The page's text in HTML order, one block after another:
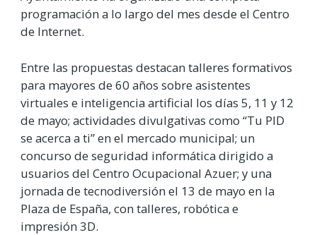
programación a lo largo del mes desde el Centro
de Internet.
Entre las propuestas destacan talleres formativos
para mayores de 60 años sobre asistentes
virtuales e inteligencia artificial los días 5, 11 y 12
de mayo; actividades divulgativas como “Tu PID
se acerca a ti” en el mercado municipal; un
concurso de seguridad informática dirigido a
usuarios del Centro Ocupacional Azuer; y una
jornada de tecnodiversión el 13 de mayo en la
Plaza de España, con talleres, robótica e
impresión 3D.